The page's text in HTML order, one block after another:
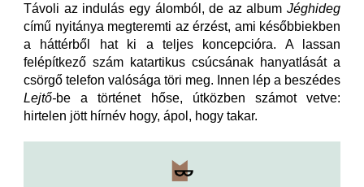
Távoli az indulás egy álomból, de az album Jéghideg
című nyitánya megteremti az érzést, ami későbbiekben
a háttérből hat ki a teljes koncepcióra. A lassan
felépítkező szám katartikus csúcsának hanyatlását a
csörgő telefon valósága töri meg. Innen lép a beszédes
Lejtő-be a történet hőse, útközben számot vetve:
hirtelen jött hírnév hogy, ápol, hogy takar.